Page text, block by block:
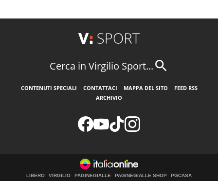
Cerca in Virgilio Sport...
CONTENUTI SPECIALI CONTATTACI MAPPA DEL SITO
FEED RSS
ARCHIVIO
LIBERO VIRGILIO PAGINEGIALLE PAGINEGIALLE SHOP PGCASA